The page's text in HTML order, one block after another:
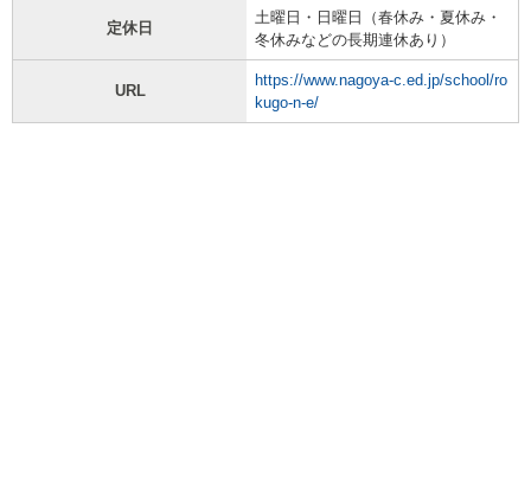
定休日
土曜日・日曜日（春休み・夏休み・
冬休みなどの長期連休あり）
URL
https://www.nagoya-c.ed.jp/school/ro
kugo-n-e/